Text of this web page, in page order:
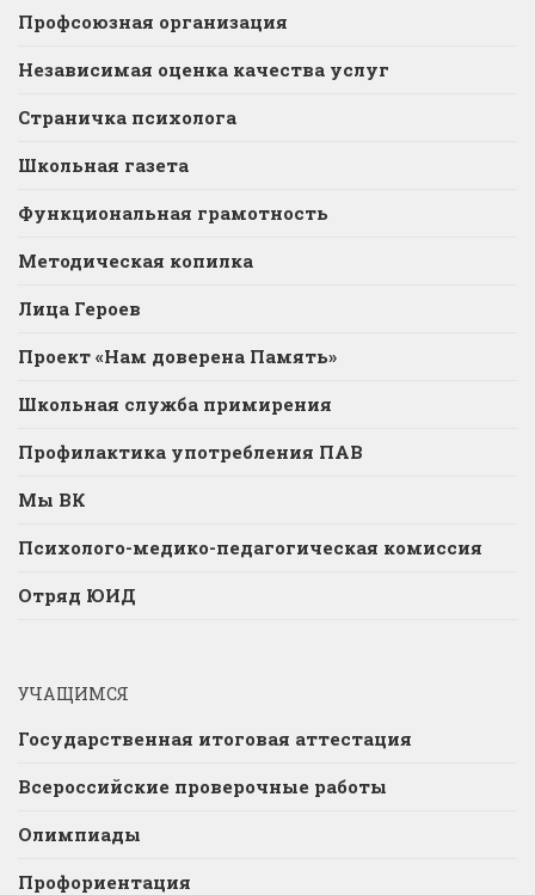
Профсоюзная организация
Независимая оценка качества услуг
Страничка психолога
Школьная газета
Функциональная грамотность
Методическая копилка
Лица Героев
Проект «Нам доверена Память»
Школьная служба примирения
Профилактика употребления ПАВ
Мы ВК
Психолого-медико-педагогическая комиссия
Отряд ЮИД
УЧАЩИМСЯ
Государственная итоговая аттестация
Всероссийские проверочные работы
Олимпиады
Профориентация